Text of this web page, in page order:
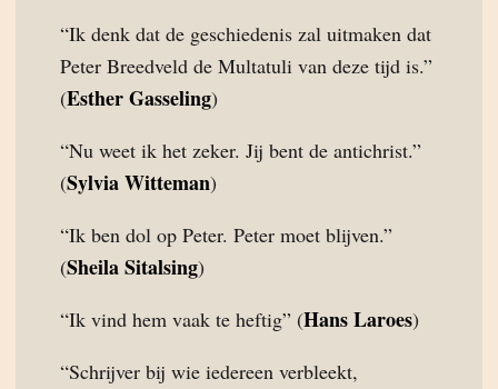
“Ik denk dat de geschiedenis zal uitmaken dat
Peter Breedveld de Multatuli van deze tijd is.”
(Esther Gasseling)
“Nu weet ik het zeker. Jij bent de antichrist.”
(Sylvia Witteman)
“Ik ben dol op Peter. Peter moet blijven.”
(Sheila Sitalsing)
“Ik vind hem vaak te heftig” (Hans Laroes)
“Schrijver bij wie iedereen verbleekt,